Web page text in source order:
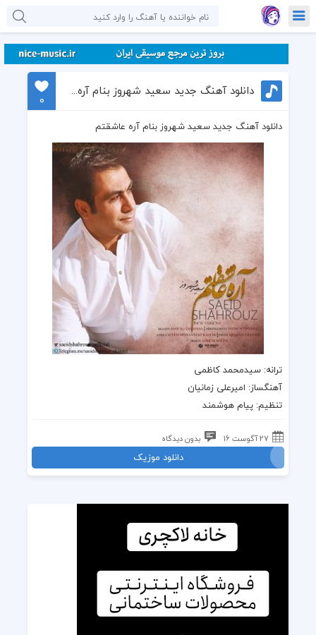
دانلود آهنگ جدید سعید شهروز بنام آره عاشقتم
0
دانلود آهنگ جدید سعید شهروز بنام آره عاشقتم
ترانه: سیدمحمد کاظمی
آهنگساز: امیرعلی زمانیان
تنظیم: پیام هوشمند
27 آگوست 16 بدون دیدگاه
دانلود موزیک